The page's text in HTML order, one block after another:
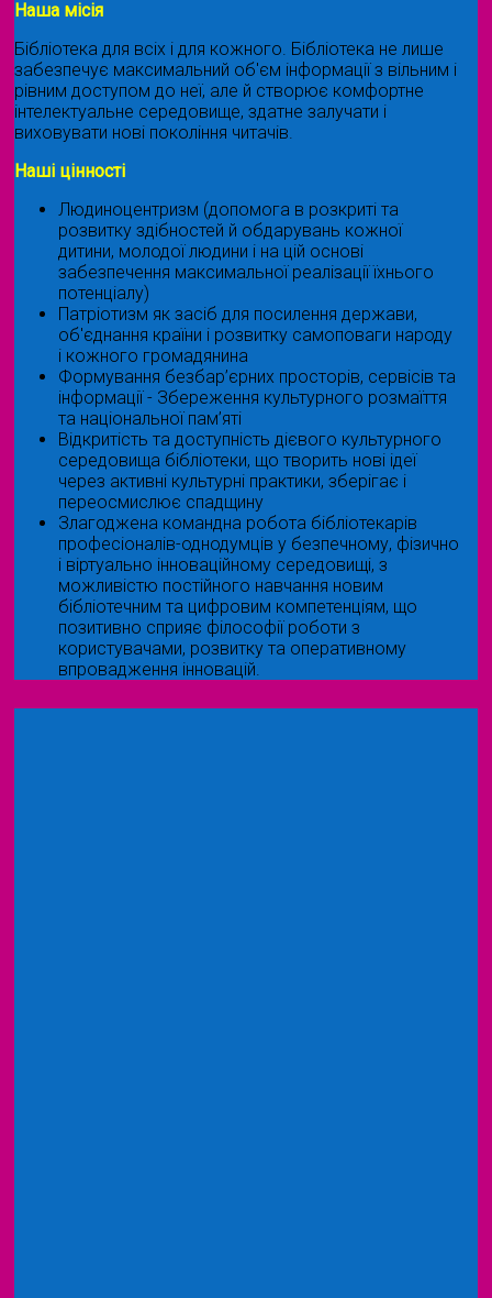
Наша місія
Бібліотека для всіх і для кожного. Бібліотека не лише
забезпечує максимальний об'єм інформації з вільним і
рівним доступом до неї, але й створює комфортне
інтелектуальне середовище, здатне залучати і
виховувати нові покоління читачів.
Наші цінності
Людиноцентризм (допомога в розкриті та
розвитку здібностей й обдарувань кожної
дитини, молодої людини і на цій основі
забезпечення максимальної реалізації їхнього
потенціалу)
Патріотизм як засіб для посилення держави,
об'єднання країни і розвитку самоповаги народу
і кожного громадянина
Формування безбар’єрних просторів, сервісів та
інформації - Збереження культурного розмаїття
та національної пам’яті
Відкритість та доступність дієвого культурного
середовища бібліотеки, що творить нові ідеї
через активні культурні практики, зберігає і
переосмислює спадщину
Злагоджена командна робота бібліотекарів
професіоналів-однодумців у безпечному, фізично
і віртуально інноваційному середовищі, з
можливістю постійного навчання новим
бібліотечним та цифровим компетенціям, що
позитивно сприяє філософії роботи з
користувачами, розвитку та оперативному
впровадження інновацій.